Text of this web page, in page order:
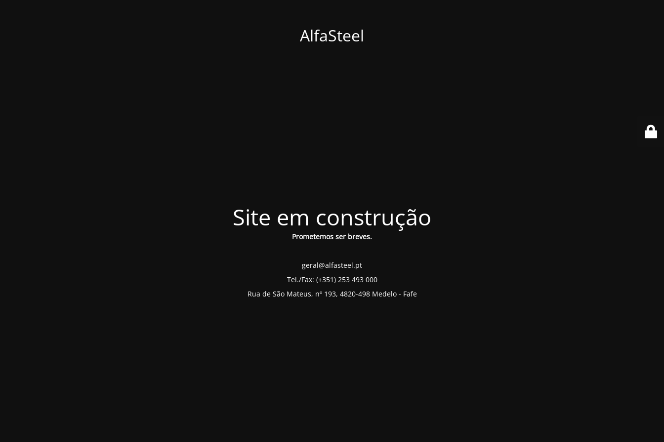
AlfaSteel
Site em construção
Prometemos ser breves.
geral@alfasteel.pt
Tel./Fax: (+351) 253 493 000
Rua de São Mateus, nº 193, 4820-498 Medelo - Fafe